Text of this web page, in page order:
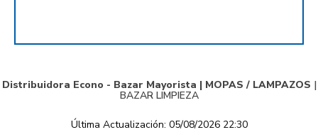
Distribuidora Econo - Bazar Mayorista | MOPAS / LAMPAZOS |
BAZAR LIMPIEZA
Última Actualización: 05/08/2026 22:30